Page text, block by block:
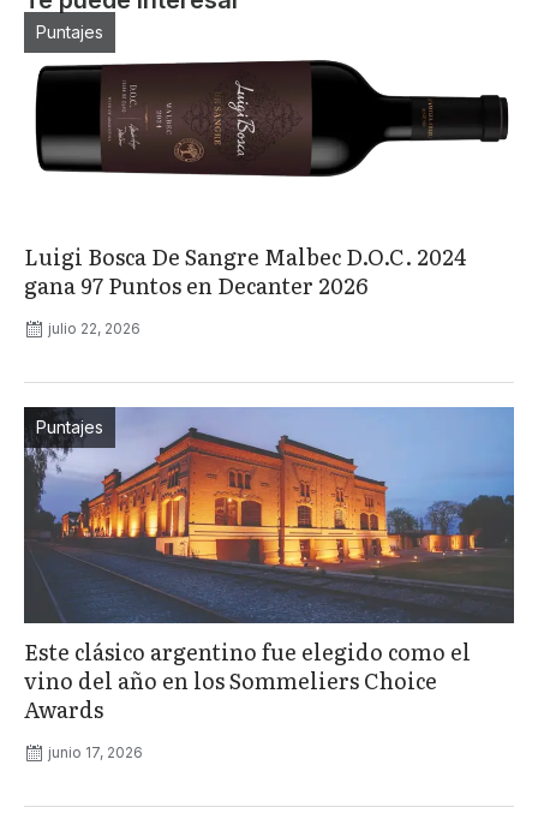
Puntajes
Luigi Bosca De Sangre Malbec D.O.C. 2024
gana 97 Puntos en Decanter 2026
julio 22, 2026
Puntajes
Este clásico argentino fue elegido como el
vino del año en los Sommeliers Choice
Awards
junio 17, 2026